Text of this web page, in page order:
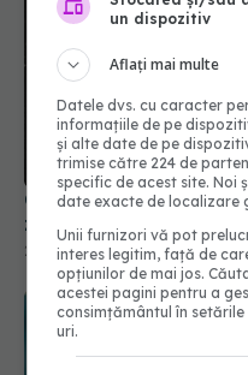
Ce se întâmplă în
zahăr timp de 7 zile
26 mai 2025, 18:41
un dispozitiv
Aflați mai multe
Datele dvs. cu caracter
informațiile de pe
și alte date de pe
trimise către 224 de
specific de acest site. Noi
date exacte de
Unii furnizori vă pot
interes legitim, față de
opțiunilor de mai jos.
acestei pagini pentru a
consimțământul în
uri.